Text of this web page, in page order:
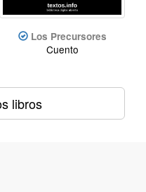
Los Precursores
Cuento
libros